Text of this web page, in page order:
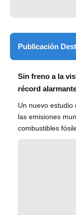
Publicación
Sin freno a la
récord
Un nuevo estudio
las emisiones
combustibles